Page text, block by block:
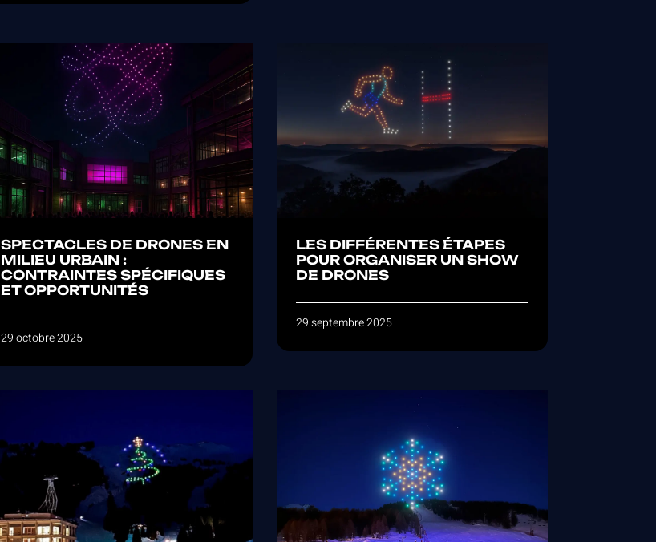
SPECTACLES DE DRONES EN
MILIEU URBAIN :
CONTRAINTES SPÉCIFIQUES
ET OPPORTUNITÉS
29 octobre 2025
LES DIFFÉRENTES ÉTAPES
POUR ORGANISER UN SHOW
DE DRONES
29 septembre 2025